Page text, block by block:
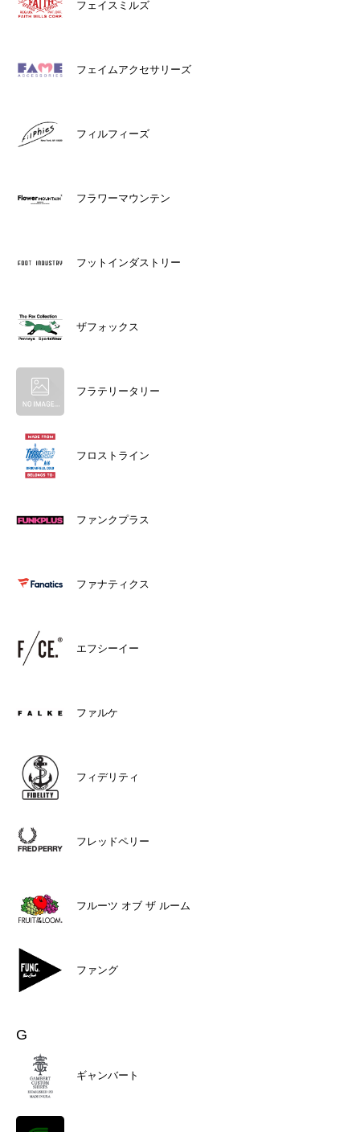
フェイスミルズ
フェイムアクセサリーズ
フィルフィーズ
フラワーマウンテン
フットインダストリー
ザフォックス
フラテリータリー
フロストライン
ファンクプラス
ファナティクス
エフシーイー
ファルケ
フィデリティ
フレッドペリー
フルーツ オブ ザ ルーム
ファング
G
ギャンバート